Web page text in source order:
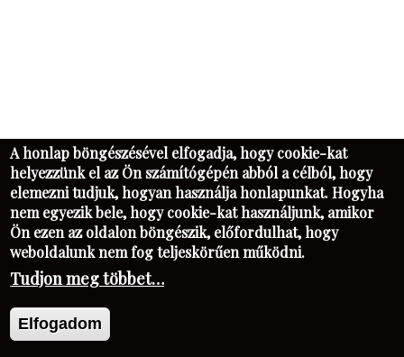
A honlap böngészésével elfogadja, hogy cookie-kat
helyezzünk el az Ön számítógépén abból a célból, hogy
elemezni tudjuk, hogyan használja honlapunkat. Hogyha
nem egyezik bele, hogy cookie-kat használjunk, amikor
Ön ezen az oldalon böngészik, előfordulhat, hogy
weboldalunk nem fog teljeskörűen működni.
Tudjon meg többet…
Elfogadom